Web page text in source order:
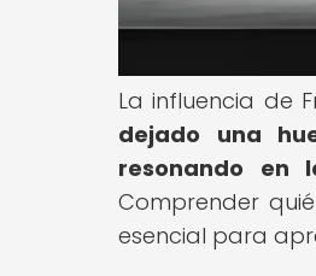
La influencia de
dejado una
resonando en
Comprender
esencial para